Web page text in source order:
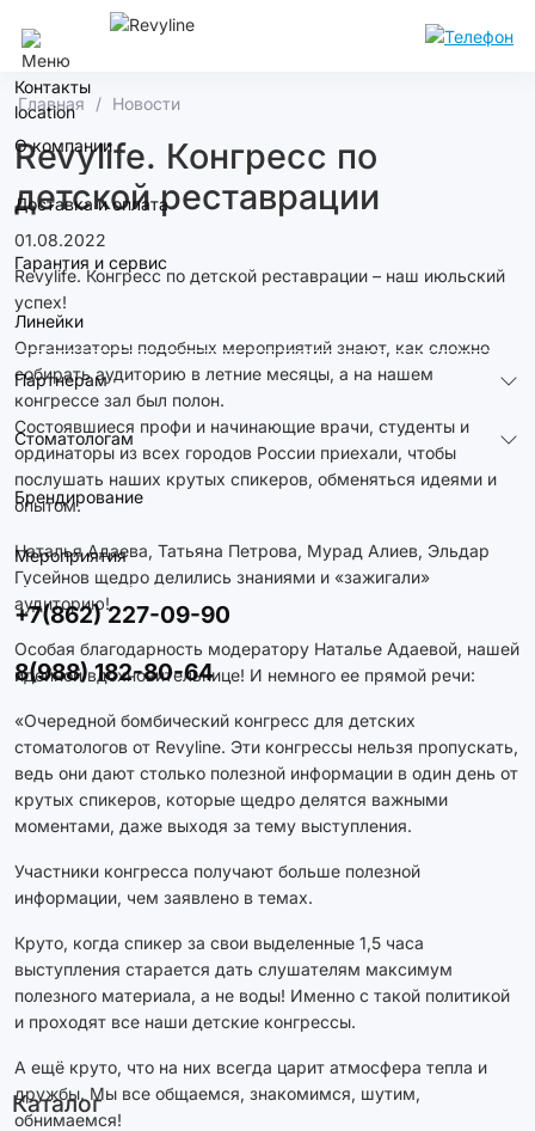
Контакты
О компании
Доставка и оплата
Гарантия и сервис
Линейки
Партнерам
Стоматологам
Брендирование
Мероприятия
+7(862) 227-09-90
8(988) 182-80-64
Каталог
Главная Новости
Revylife. Конгресс по
детской реставрации
01.08.2022
Revylife. Конгресс по детской реставрации – наш июльский
успех!
Организаторы подобных мероприятий знают, как сложно
собирать аудиторию в летние месяцы, а на нашем
конгрессе зал был полон.
Состоявшиеся профи и начинающие врачи, студенты и
ординаторы из всех городов России приехали, чтобы
послушать наших крутых спикеров, обменяться идеями и
опытом.
Наталья Адаева, Татьяна Петрова, Мурад Алиев, Эльдар
Гусейнов щедро делились знаниями и «зажигали»
аудиторию!
Особая благодарность модератору Наталье Адаевой, нашей
идейной вдохновительнице! И немного ее прямой речи:
«Очередной бомбический конгресс для детских
стоматологов от Revyline. Эти конгрессы нельзя пропускать,
ведь они дают столько полезной информации в один день от
крутых спикеров, которые щедро делятся важными
моментами, даже выходя за тему выступления.
Участники конгресса получают больше полезной
информации, чем заявлено в темах.
Круто, когда спикер за свои выделенные 1,5 часа
выступления старается дать слушателям максимум
полезного материала, а не воды! Именно с такой политикой
и проходят все наши детские конгрессы.
А ещё круто, что на них всегда царит атмосфера тепла и
дружбы. Мы все общаемся, знакомимся, шутим,
обнимаемся!